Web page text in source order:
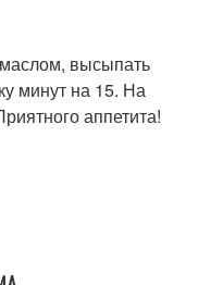
маслом, высыпать
минут на 15. На
аппетита!